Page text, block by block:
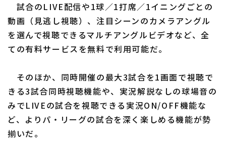
利用規約 プライバシーポリシー
試合のLIVE配信や1球／1打席／1イニングごとの
動画（見逃し視聴）、注目シーンのカメラアングル
を選んで視聴できるマルチアングルビデオなど、全
ての有料サービスを無料で利用可能だ。
そのほか、同時開催の最大3試合を1画面で視聴で
きる3試合同時視聴機能や、実況解説なしの球場音の
みでLIVEの試合を視聴できる実況ON/OFF機能な
ど、よりパ・リーグの試合を深く楽しめる機能が勢
揃いだ。